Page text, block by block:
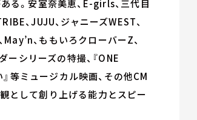
る。安室奈美恵、E-girls、三代目
、JUJU、ジャニーズWEST、
、ももいろクローバーZ、
ーシリーズの特撮、『ONE
等ミュージカル映画、その他CM
として創り上げる能力とスピー